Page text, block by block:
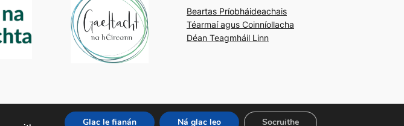
Beartas Príobháideachais
Téarmaí agus Coinníollacha
Déan Teagmháil Linn
Glac le fianán Ná glac leo Socruithe